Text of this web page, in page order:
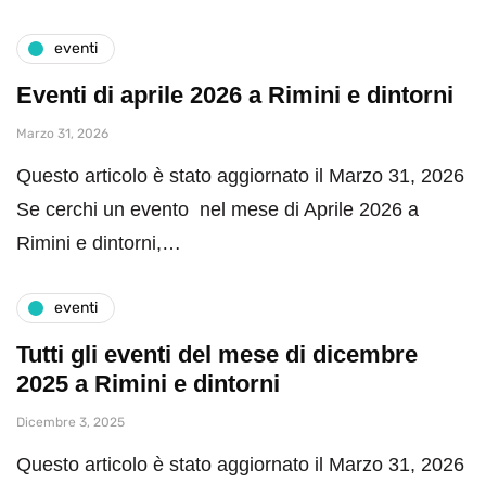
eventi
Eventi di aprile 2026 a Rimini e dintorni
Marzo 31, 2026
Questo articolo è stato aggiornato il Marzo 31, 2026
Se cerchi un evento nel mese di Aprile 2026 a
Rimini e dintorni,…
eventi
Tutti gli eventi del mese di dicembre
2025 a Rimini e dintorni
Dicembre 3, 2025
Questo articolo è stato aggiornato il Marzo 31, 2026